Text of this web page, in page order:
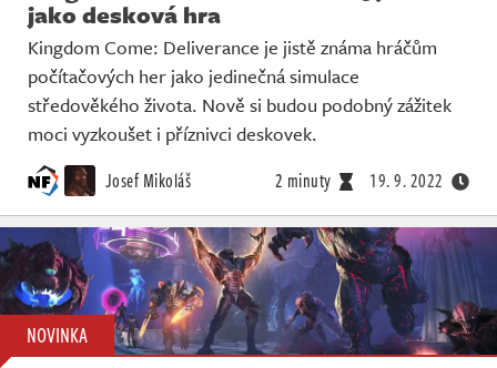
jako desková hra
Kingdom Come: Deliverance je jistě známa hráčům
počítačových her jako jedinečná simulace
středověkého života. Nově si budou podobný zážitek
moci vyzkoušet i příznivci deskovek.
Josef Mikoláš 2 minuty 19. 9. 2022
NOVINKA